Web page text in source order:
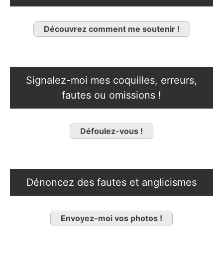
Découvrez comment me soutenir !
Signalez-moi mes coquilles, erreurs,
fautes ou omissions !
Défoulez-vous !
Dénoncez des fautes et anglicismes
Envoyez-moi vos photos !